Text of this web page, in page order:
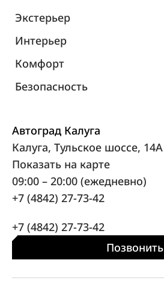
Экстерьер
Интерьер
Комфорт
Безопасность
Автоград Калуга
Калуга, Тульское шоссе, 14А
Показать на карте
09:00 – 20:00 (ежедневно)
+7 (4842) 27-73-42
+7 (4842) 27-73-42
Позвонить